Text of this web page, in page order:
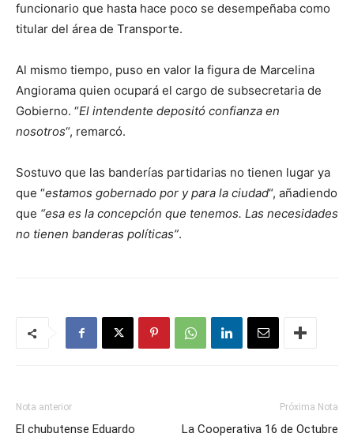
funcionario que hasta hace poco se desempeñaba como
titular del área de Transporte.
Al mismo tiempo, puso en valor la figura de Marcelina
Angiorama quien ocupará el cargo de subsecretaria de
Gobierno. “El intendente depositó confianza en
nosotros“, remarcó.
Sostuvo que las banderías partidarias no tienen lugar ya
que “estamos gobernado por y para la ciudad“, añadiendo
que “esa es la concepción que tenemos. Las necesidades
no tienen banderas políticas”.
Nota anterior
El chubutense Eduardo
Próxima Nota
La Cooperativa 16 de Octubre